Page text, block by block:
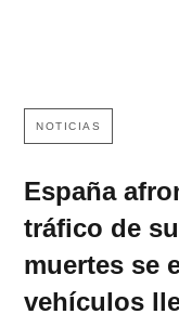
NOTICIAS
España
tráfico de
muertes se
vehículos